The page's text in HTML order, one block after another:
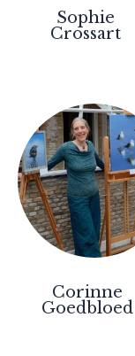
Sophie
Crossart
Corinne
Goedbloed